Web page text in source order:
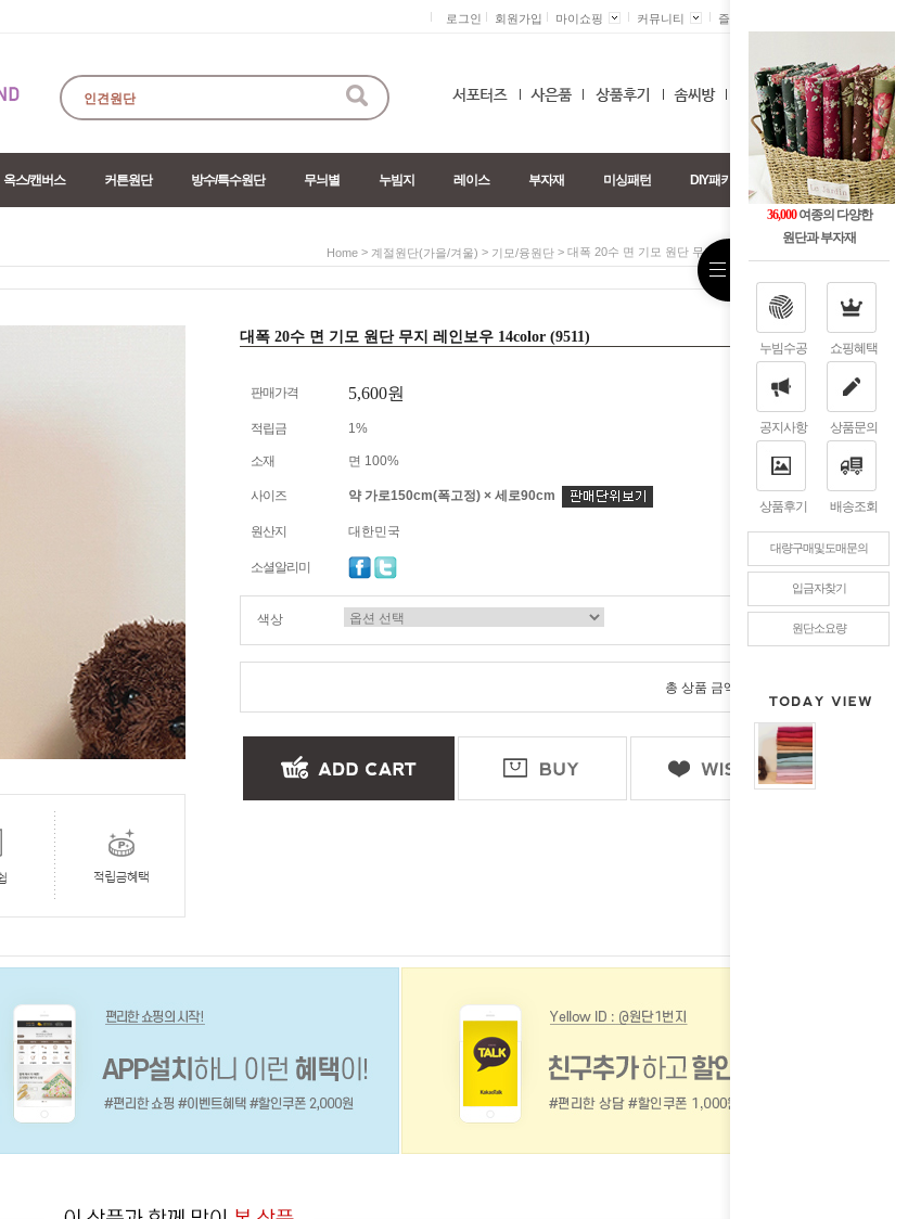
36,000여종의 다양한
원단과 부자재
누빔수공 쇼핑혜택
공지사항 상품문의
상품후기 배송조회
대량구매및도매문의
입금자찾기
원단소요량
로그인 회원가입 마이쇼핑 커뮤니티 즐겨찾기 +
0
옥스/캔버스 커튼원단 방수/특수원단 무늬별 누빔지 레이스 부자재 미싱패턴 DIY패키지
Home > 계절원단(가을/겨울) > 기모/융원단 > 대폭 20수 면 기모 원단 무지 레인보우 14color (9511)
대폭 20수 면 기모 원단 무지 레인보우 14color (9511)
판매가격 5,600원
적립금 1%
소재 면 100%
사이즈 약 가로150cm(폭고정) × 세로90cm
원산지 대한민국
소셜알리미
색상
총 상품 금액